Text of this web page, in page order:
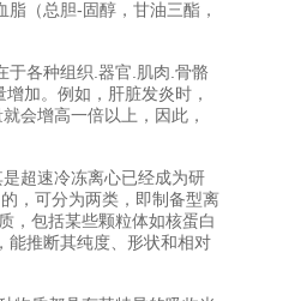
（总胆-固醇，甘油三酯，
于各种组织.器官.肌肉.骨骼
加。例如，肝脏发炎时，
会增高一倍以上，因此，
超速冷冻离心已经成为研
，可分为两类，即制备型离
，包括某些颗粒体如核蛋白
能推断其纯度、形状和相对